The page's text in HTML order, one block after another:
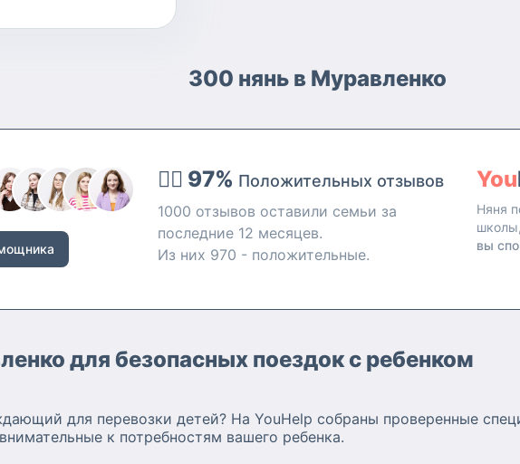
300 нянь в Муравленко
👍🏻 97% Положительных отзывов
1000 отзывов оставили семьи за
последние 12 месяцев.
Из них 970 - положительные.
You
Няня
вы
для безопасных поездок с ребенком
для перевозки детей? На YouHelp собраны проверенные
к потребностям вашего ребенка.